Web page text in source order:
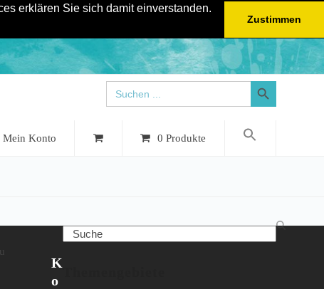
erklären Sie sich damit einverstanden.
Zustimmen
Search
for:
Search Button
Mein Konto 0 Produkte
Search
Themengebiete
K
o